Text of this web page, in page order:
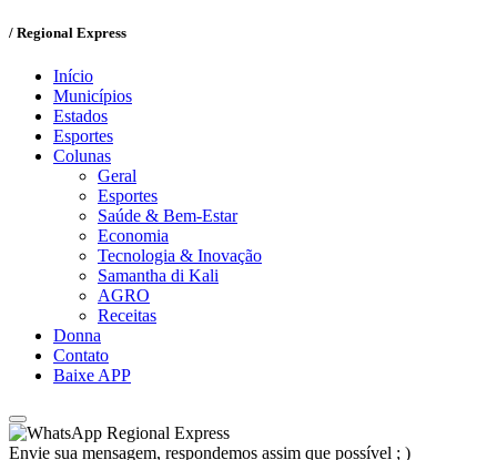
/ Regional Express
Início
Municípios
Estados
Esportes
Colunas
Geral
Esportes
Saúde & Bem-Estar
Economia
Tecnologia & Inovação
Samantha di Kali
AGRO
Receitas
Donna
Contato
Baixe APP
Regional Express
Envie sua mensagem, respondemos assim que possível ; )